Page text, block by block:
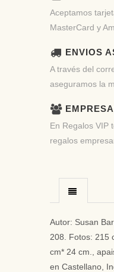
Aceptamos
MasterCard y
ENVIOS
A través del
aseguramos la
En Regalos VIP
regalos
Autor: Susan
208. Fotos: 215
cm* 24 cm.,
en Castellano,